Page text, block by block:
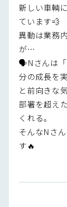
新しい車輌
ています💨
異動は業務
が…
🗣Nさんは「
分の成長を
と前向きな
部署を超え
くれる。
そんなNさ
す🔥